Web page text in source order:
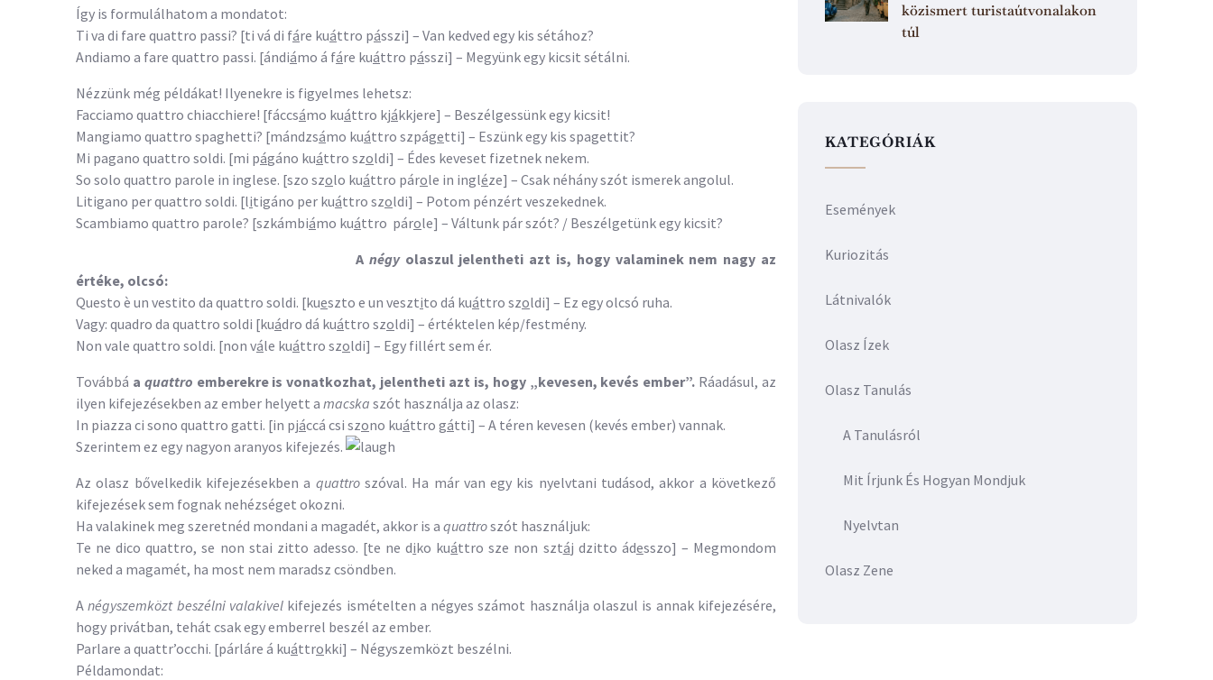
Így is formulálhatom a mondatot:
Ti va di fare quattro passi? [ti vá di fáre kuáttro pásszi] – Van kedved egy kis sétához?
Andiamo a fare quattro passi. [ándiámo á fáre kuáttro pásszi] – Megyünk egy kicsit sétálni.
Nézzünk még példákat! Ilyenekre is figyelmes lehetsz:
Facciamo quattro chiacchiere! [fáccsámo kuáttro kjákkjere] – Beszélgessünk egy kicsit!
Mangiamo quattro spaghetti? [mándzsámo kuáttro szpágetti] – Eszünk egy kis spagettit?
Mi pagano quattro soldi. [mi págáno kuáttro szoldi] – Édes keveset fizetnek nekem.
So solo quattro parole in inglese. [szo szolo kuáttro párole in ingléze] – Csak néhány szót ismerek angolul.
Litigano per quattro soldi. [litigáno per kuáttro szoldi] – Potom pénzért veszekednek.
Scambiamo quattro parole? [szkámbiámo kuáttro párole] – Váltunk pár szót? / Beszélgetünk egy kicsit?
A négy olaszul jelentheti azt is, hogy valaminek nem nagy az
értéke, olcsó:
Questo è un vestito da quattro soldi. [kueszto e un vesztito dá kuáttro szoldi] – Ez egy olcsó ruha.
Vagy: quadro da quattro soldi [kuádro dá kuáttro szoldi] – értéktelen kép/festmény.
Non vale quattro soldi. [non vále kuáttro szoldi] – Egy fillért sem ér.
Továbbá a quattro emberekre is vonatkozhat, jelentheti azt is, hogy „kevesen, kevés ember”. Ráadásul, az
ilyen kifejezésekben az ember helyett a macska szót használja az olasz:
In piazza ci sono quattro gatti. [in pjáccá csi szono kuáttro gátti] – A téren kevesen (kevés ember) vannak.
Szerintem ez egy nagyon aranyos kifejezés.
Az olasz bővelkedik kifejezésekben a quattroszóval. Ha már van egy kis nyelvtani tudásod, akkor a következő
kifejezések sem fognak nehézséget okozni.
Ha valakinek meg szeretnéd mondani a magadét, akkor is a quattroszót használjuk:
Te ne dico quattro, se non stai zitto adesso. [te ne diko kuáttro sze non sztáj dzitto ádesszo] – Megmondom
neked a magamét, ha most nem maradsz csöndben.
Anégyszemközt beszélni valakivelkifejezés ismételten a négyes számot használja olaszul is annak kifejezésére,
hogy privátban, tehát csak egy emberrel beszél az ember.
Parlare a quattr’occhi. [párláre á kuáttrokki] – Négyszemközt beszélni.
Példamondat:
közismert turistaútvonalakon
túl
KATEGÓRIÁK
Események
Kuriozitás
Látnivalók
Olasz Ízek
Olasz Tanulás
A Tanulásról
Mit Írjunk És Hogyan Mondjuk
Nyelvtan
Olasz Zene